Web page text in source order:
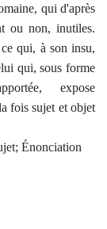
qui d'après
ou non, inutiles.
qui, à son insu,
qui, sous forme
expose
fois sujet et objet
Énonciation